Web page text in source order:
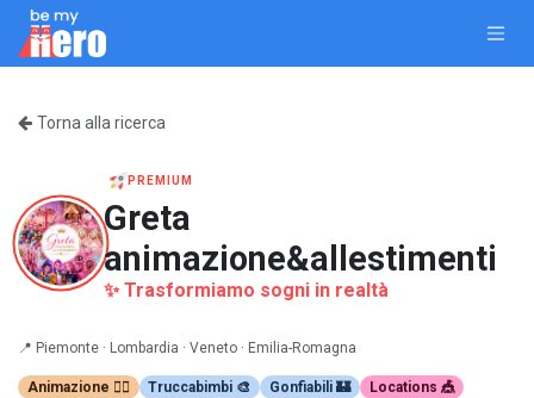
Passa al contenuto
Torna alla ricerca
PREMIUM
Greta
animazione&allestimenti
✨ Trasformiamo sogni in realtà
📍 Piemonte · Lombardia · Veneto · Emilia-Romagna
Animazione 🤹‍♂️ Truccabimbi 🎨 Gonfiabili 🏰
Locations 🎪